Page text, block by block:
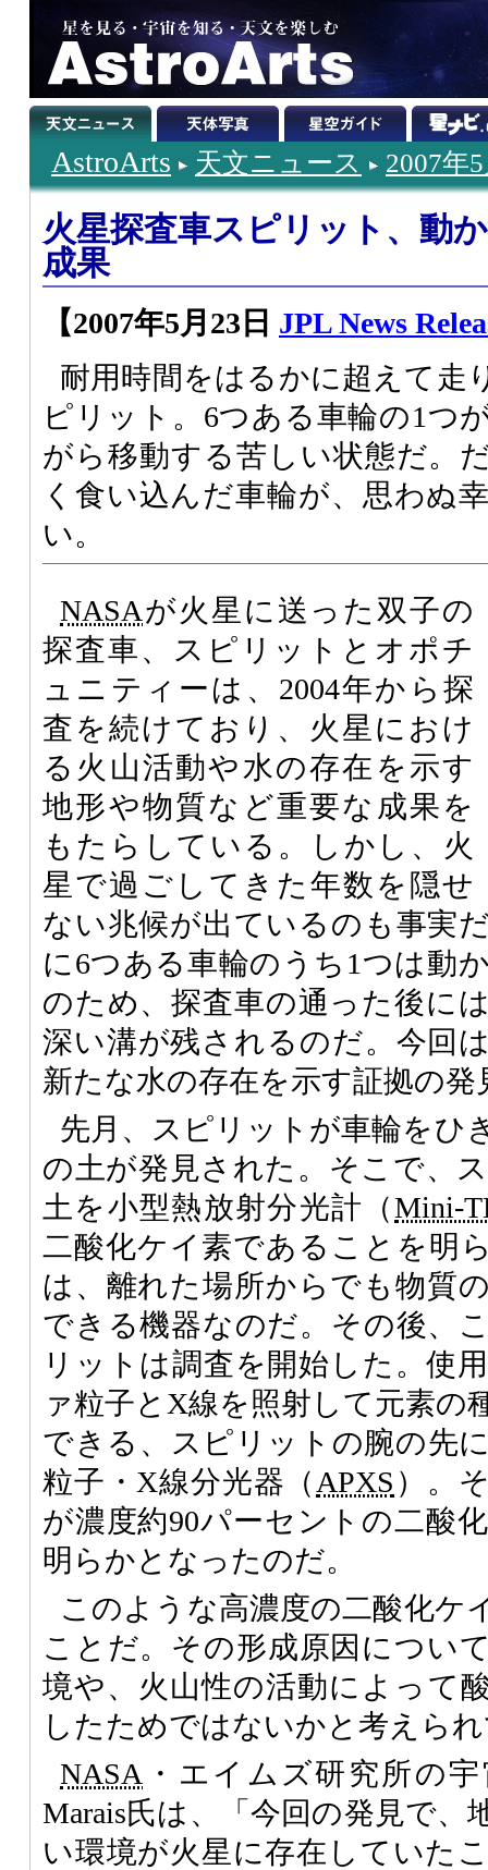
AstroArts 天文ニュース 2007年
火星探査車スピリット、動
成果
【2007年5月23日 JPL News
耐用時間をはるかに超えて走
ピリット。6つある車輪の1つ
がら移動する苦しい状態だ。
く食い込んだ車輪が、思わぬ
い。
NASAが火星に送った双子の
探査車、スピリットとオポチ
ュニティーは、2004年から探
査を続けており、火星におけ
る火山活動や水の存在を示す
地形や物質など重要な成果を
もたらしている。しかし、火
星で過ごしてきた年数を隠せ
ない兆候が出ているのも事実
に6つある車輪のうち1つは動
のため、探査車の通った後に
深い溝が残されるのだ。今回
新たな水の存在を示す証拠の発
先月、スピリットが車輪をひ
の土が発見された。そこで、
土を小型熱放射分光計（Mini-
二酸化ケイ素であることを明
は、離れた場所からでも物質
できる機器なのだ。その後、
リットは調査を開始した。使
ァ粒子とX線を照射して元素の
できる、スピリットの腕の先
粒子・X線分光器（ APXS ）。
が濃度約90パーセントの二酸
明らかとなったのだ。
このような高濃度の二酸化ケ
ことだ。その形成原因につい
境や、火山性の活動によって
したためではないかと考えら
NASA ・エイムズ研究所の宇
Marais氏は、「今回の発見で、
い環境が火星に存在していた